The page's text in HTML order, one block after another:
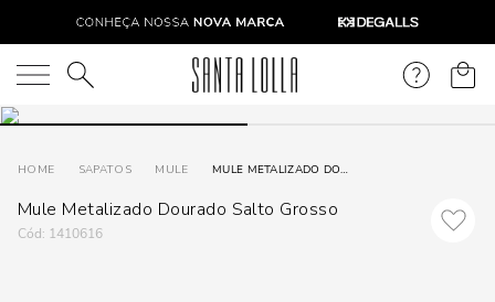
O que você está procurando?
SAPATOS MULE MULE METALIZADO DOURADO SALTO GROSSO
Mule Metalizado Dourado Salto Grosso
: 1410616